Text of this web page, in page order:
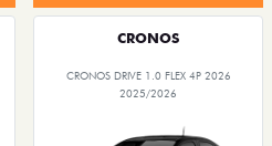
CRONOS
CRONOS DRIVE 1.0 FLEX 4P 2026
2025/2026